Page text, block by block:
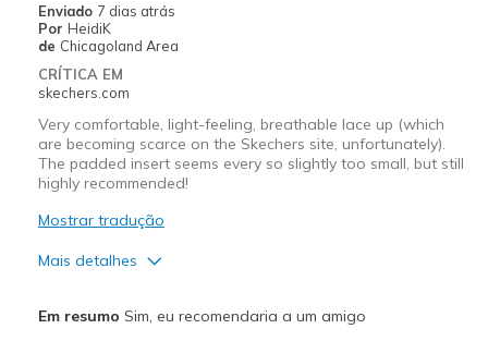
Enviado 7 dias atrás
Por HeidiK
de Chicagoland Area
CRÍTICA EM
skechers.com
Very comfortable, light-feeling, breathable lace up (which
are becoming scarce on the Skechers site, unfortunately).
The padded insert seems every so slightly too small, but still
highly recommended!
Mostrar tradução
Mais detalhes
Em resumo Sim, eu recomendaria a um amigo